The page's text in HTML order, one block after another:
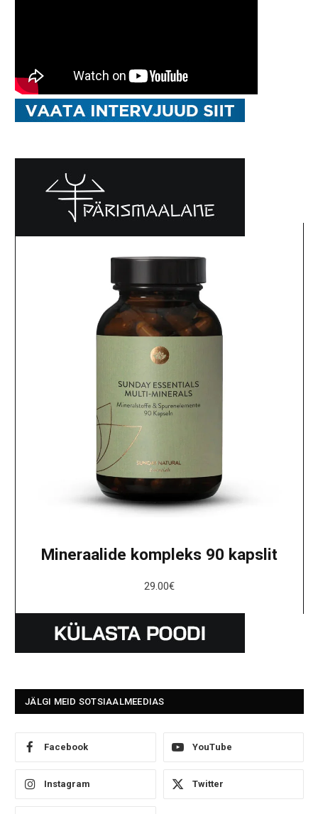
Mineraalide kompleks 90 kapslit
29.00€
JÄLGI MEID SOTSIAALMEEDIAS
Facebook YouTube
Instagram Twitter